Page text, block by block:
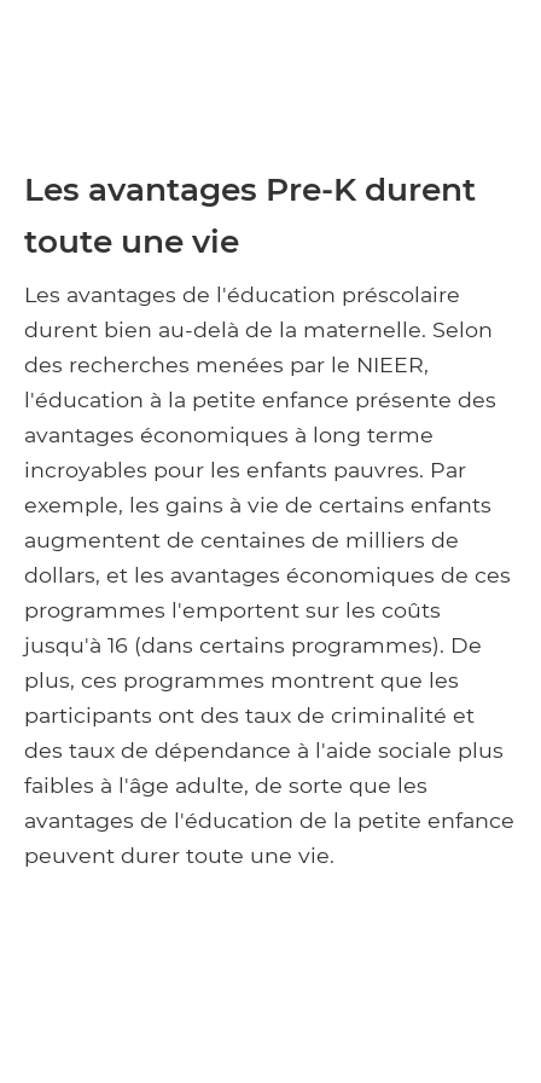
Les avantages Pre-K durent
toute une vie
Les avantages de l'éducation préscolaire
durent bien au-delà de la maternelle. Selon
des recherches menées par le NIEER,
l'éducation à la petite enfance présente des
avantages économiques à long terme
incroyables pour les enfants pauvres. Par
exemple, les gains à vie de certains enfants
augmentent de centaines de milliers de
dollars, et les avantages économiques de ces
programmes l'emportent sur les coûts
jusqu'à 16 (dans certains programmes). De
plus, ces programmes montrent que les
participants ont des taux de criminalité et
des taux de dépendance à l'aide sociale plus
faibles à l'âge adulte, de sorte que les
avantages de l'éducation de la petite enfance
peuvent durer toute une vie.